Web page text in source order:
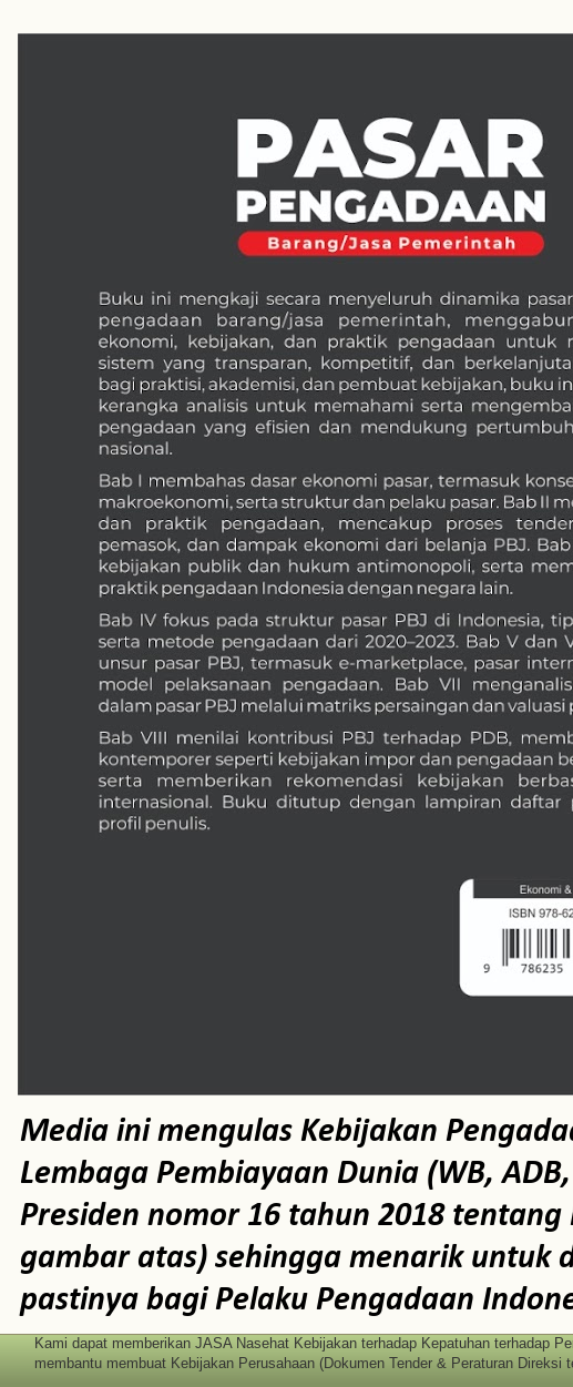
Media ini mengulas Kebijakan
Lembaga Pembiayaan Dunia (WB,
Presiden nomor 16 tahun 2018
gambar atas) sehingga menarik untuk
pastinya bagi Pelaku Pengadaan
Kami dapat memberikan JASA Nasehat Kebijakan terhadap Kepatuhan terhadap
membantu membuat Kebijakan Perusahaan (Dokumen Tender & Peraturan Direksi